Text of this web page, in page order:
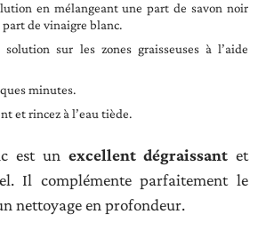
en mélangeant une part de savon noir
de vinaigre blanc.
sur les zones graisseuses à l’aide
minutes.
et rincez à l’eau tiède.
est un excellent dégraissant et
Il complémente parfaitement le
nettoyage en profondeur.